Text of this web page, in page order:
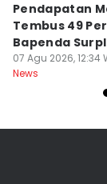
Pendapatan
Tembus 49
Bapenda
Miliar
07 Agu 2026, 12:34
News